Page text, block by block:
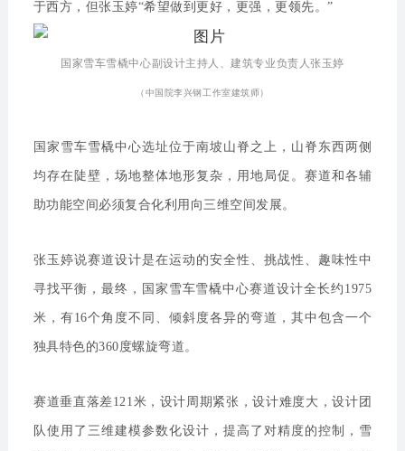
于西方，但张玉婷“希望做到更好，更强，更领先。”
国家雪车雪橇中心副设计主持人、建筑专业负责人张玉婷
（中国院李兴钢工作室建筑师）
国家雪车雪橇中心选址位于南坡山脊之上，山脊东西两侧
均存在陡壁，场地整体地形复杂，用地局促。赛道和各辅
助功能空间必须复合化利用向三维空间发展。
张玉婷说赛道设计是在运动的安全性、挑战性、趣味性中
寻找平衡，最终，国家雪车雪橇中心赛道设计全长约1975
米，有16个角度不同、倾斜度各异的弯道，其中包含一个
独具特色的360度螺旋弯道。
赛道垂直落差121米，设计周期紧张，设计难度大，设计团
队使用了三维建模参数化设计，提高了对精度的控制，雪